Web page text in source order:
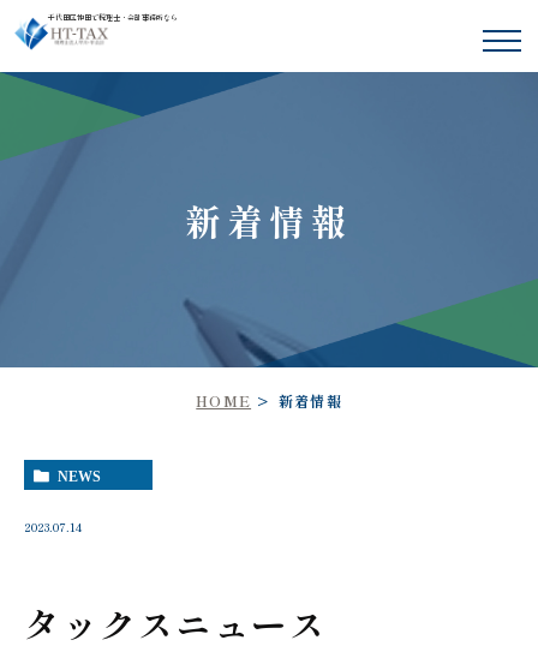
千代田区神田で税理士・会計事務所なら
新着情報
HOME 新着情報
NEWS
2023.07.14
タックスニュース